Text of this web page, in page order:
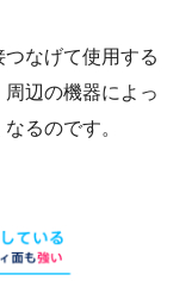
なげて使用する
辺の機器によっ
るのです。